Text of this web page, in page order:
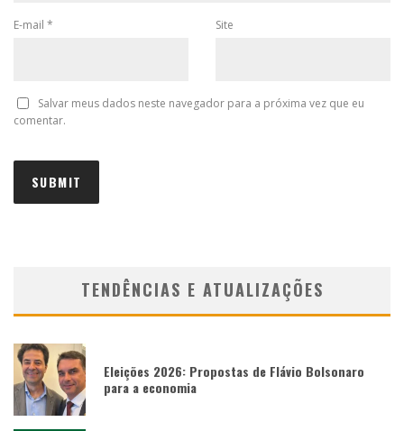
E-mail * Site
Salvar meus dados neste navegador para a próxima vez que eu
comentar.
TENDÊNCIAS E ATUALIZAÇÕES
Eleições 2026: Propostas de Flávio Bolsonaro
para a economia